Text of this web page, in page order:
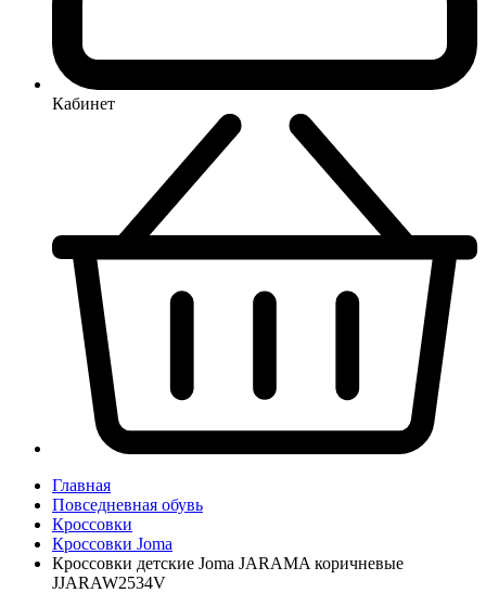
Кабинет
Главная
Повседневная обувь
Кроссовки
Кроссовки Joma
Кроссовки детские Joma JARAMA коричневые
JJARAW2534V